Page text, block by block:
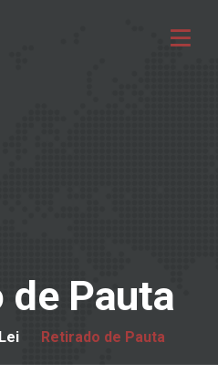
de Pauta
Retirado de Pauta